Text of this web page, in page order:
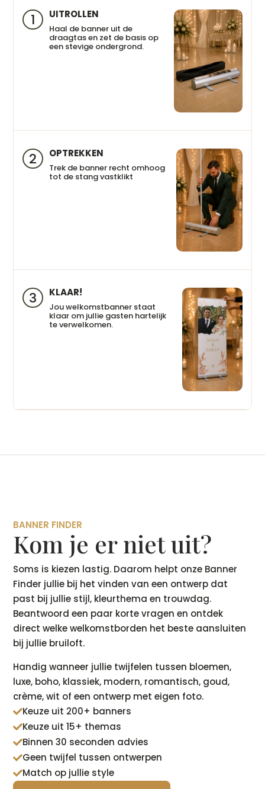
1 UITROLLEN
Haal de banner uit de
draagtas en zet de basis op
een stevige ondergrond.
2 OPTREKKEN
Trek de banner recht omhoog
tot de stang vastklikt
3 KLAAR!
Jou welkomstbanner staat
klaar om jullie gasten hartelijk
te verwelkomen.
BANNER FINDER
Kom je er niet uit?
Soms is kiezen lastig. Daarom helpt onze Banner
Finder jullie bij het vinden van een ontwerp dat
past bij jullie stijl, kleurthema en trouwdag.
Beantwoord een paar korte vragen en ontdek
direct welke welkomstborden het beste aansluiten
bij jullie bruiloft.
Handig wanneer jullie twijfelen tussen bloemen,
luxe, boho, klassiek, modern, romantisch, goud,
crème, wit of een ontwerp met eigen foto.
Keuze uit 200+ banners
Keuze uit 15+ themas
Binnen 30 seconden advies
Geen twijfel tussen ontwerpen
Match op jullie style